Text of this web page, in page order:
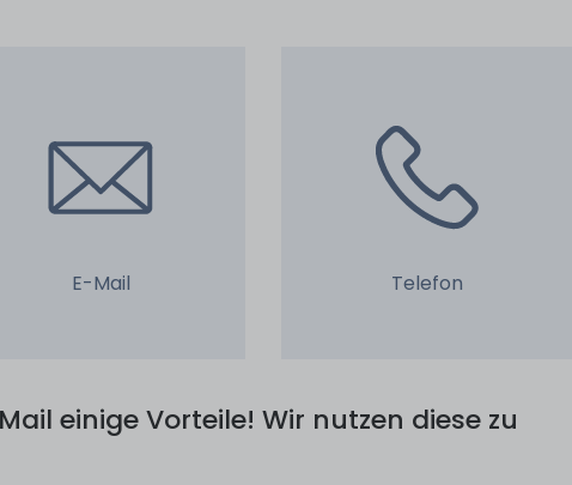
E-Mail Telefon
einige Vorteile! Wir nutzen diese zu